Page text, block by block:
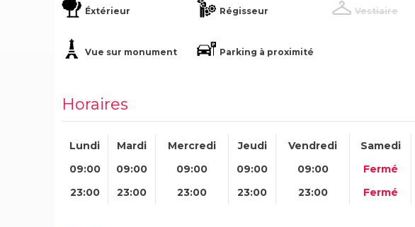
Éxtérieur Régisseur Vestiaire
Vue sur monument Parking à proximité
Horaires
Lundi Mardi Mercredi Jeudi Vendredi Samedi
09:00
09:00 09:00 09:00 09:00 Fermé
23:00
23:00 23:00 23:00 23:00 Fermé